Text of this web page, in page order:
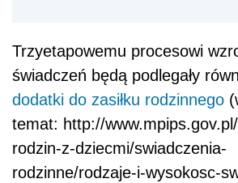
Trzyetapowemu procesowi
świadczeń będą podlegały
dodatki do zasiłku rodzinnego
temat: http://
rodzin-z-dziecmi/swiadczenia-
rodzinne/rodzaje-i-wysokosc-